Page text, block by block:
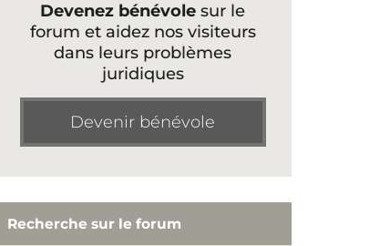
Devenez bénévole sur le
forum et aidez nos visiteurs
dans leurs problèmes
juridiques
Devenir bénévole
Recherche sur le forum